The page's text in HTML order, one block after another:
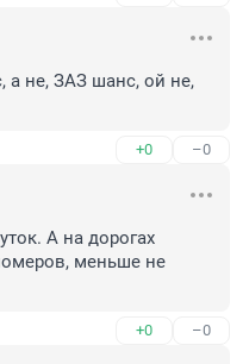
а не, ЗАЗ шанс, ой не,
+0 –0
А на дорогах
меньше не
+0 –0